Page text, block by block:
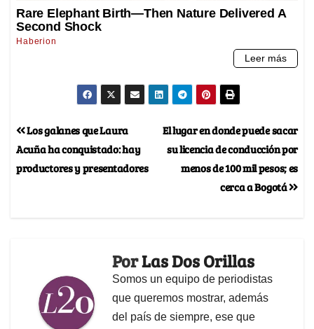
El lugar en donde puede sacar
su licencia de conducción por
menos de 100 mil pesos; es
cerca a Bogotá
Los galanes que Laura
Acuña ha conquistado: hay
productores y presentadores
PorLas Dos Orillas
Somos un equipo de periodistas
que queremos mostrar, además
del país de siempre, ese que